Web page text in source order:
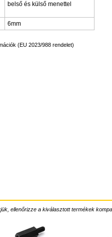
belső és külső menettel
6mm
(EU 2023/988 rendelet)
ellenőrizze a kiválasztott termékek